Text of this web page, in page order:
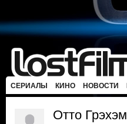
СЕРИАЛЫ КИНО НОВОСТИ
Отто Грэхэм